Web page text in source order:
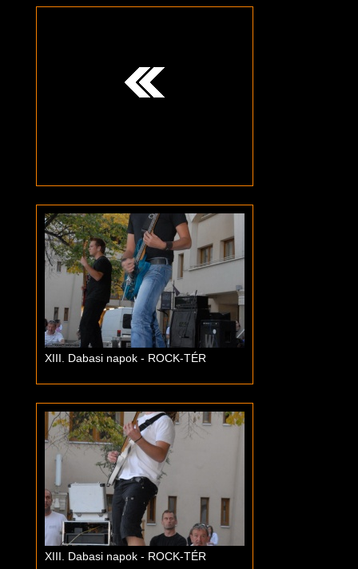
XIII. Dabasi napok - ROCK-TÉR
XIII. Dabasi napok - ROCK-TÉR